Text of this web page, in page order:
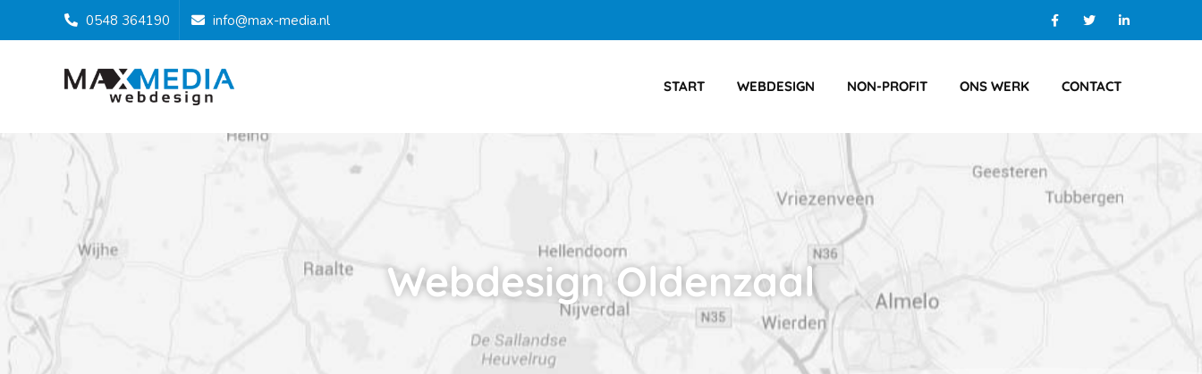
0548 364190 info@max-media.nl
START WEBDESIGN NON-PROFIT ONS WERK CONTACT
Webdesign Oldenzaal